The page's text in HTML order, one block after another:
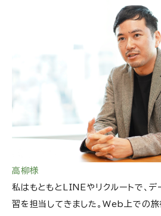
高柳様
私はもともとLINEやリクルートで、デ
習を担当してきました。Web上での旅